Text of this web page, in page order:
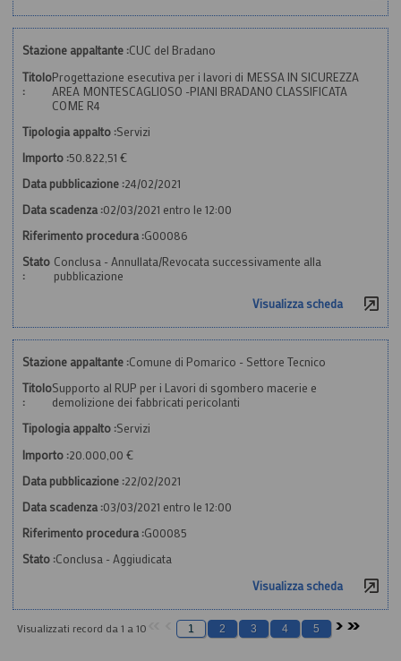
Stazione appaltante :CUC del Bradano
Titolo
:
Progettazione esecutiva per i lavori di MESSA IN SICUREZZA
AREA MONTESCAGLIOSO -PIANI BRADANO CLASSIFICATA
COME R4
Tipologia appalto :Servizi
Importo :50.822,51 €
Data pubblicazione :24/02/2021
Data scadenza :02/03/2021 entro le 12:00
Riferimento procedura :G00086
Stato
:
Conclusa - Annullata/Revocata successivamente alla
pubblicazione
Visualizza scheda
Stazione appaltante :Comune di Pomarico - Settore Tecnico
Titolo
:
Supporto al RUP per i Lavori di sgombero macerie e
demolizione dei fabbricati pericolanti
Tipologia appalto :Servizi
Importo :20.000,00 €
Data pubblicazione :22/02/2021
Data scadenza :03/03/2021 entro le 12:00
Riferimento procedura :G00085
Stato :Conclusa - Aggiudicata
Visualizza scheda
Visualizzati record da 1 a 10